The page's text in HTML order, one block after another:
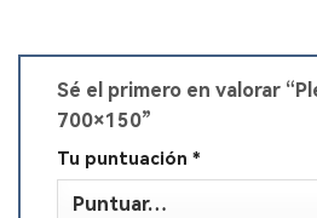
Sé el primero en valorar
700×150”
Tu puntuación *